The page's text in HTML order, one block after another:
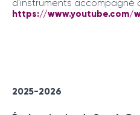
d’instruments accompagné
https://www.youtube.com/
2025-2026